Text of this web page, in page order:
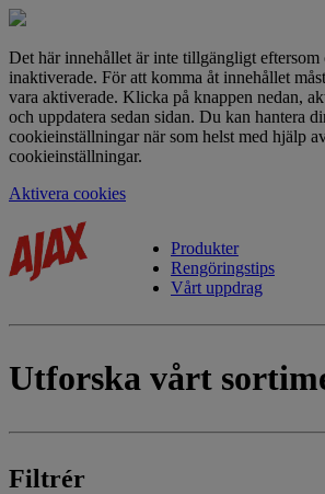
Det här innehållet är inte tillgängligt eftersom
inaktiverade. För att komma åt innehållet
vara aktiverade. Klicka på knappen nedan,
och uppdatera sedan sidan. Du kan hantera
cookieinställningar när som helst med hjälp
cookieinställningar.
Aktivera cookies
Produkter
Rengöringstips
Vårt uppdrag
Utforska vårt
Filtrér